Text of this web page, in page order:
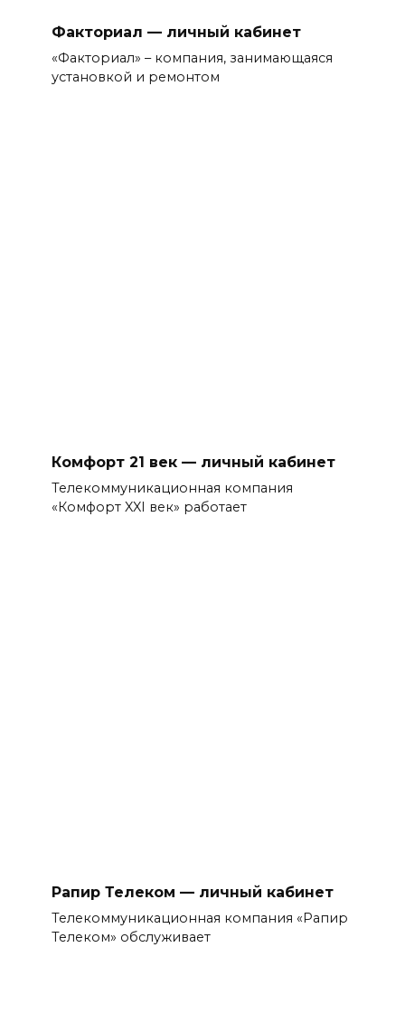
Факториал — личный кабинет
«Факториал» – компания, занимающаяся
установкой и ремонтом
Комфорт 21 век — личный кабинет
Телекоммуникационная компания
«Комфорт XXI век» работает
Рапир Телеком — личный кабинет
Телекоммуникационная компания «Рапир
Телеком» обслуживает